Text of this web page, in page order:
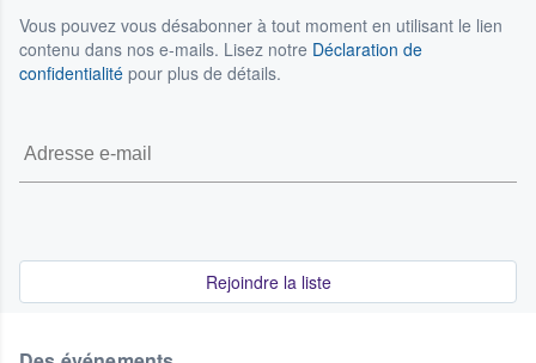
Vous pouvez vous désabonner à tout moment en utilisant le lien
contenu dans nos e-mails. Lisez notre Déclaration de
confidentialité pour plus de détails.
Rejoindre la liste